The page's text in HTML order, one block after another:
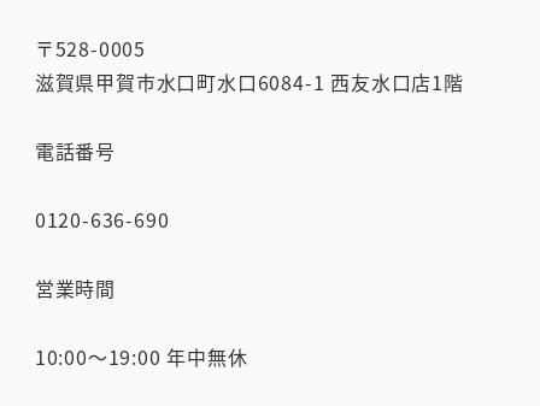
〒528-0005
滋賀県甲賀市水口町水口6084-1 西友水口店1階
電話番号
0120-636-690
営業時間
10:00～19:00 年中無休